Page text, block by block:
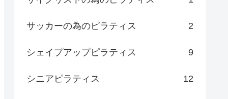
サッカーの為のピラティス 2
シェイプアップピラティス 9
シニアピラティス 12